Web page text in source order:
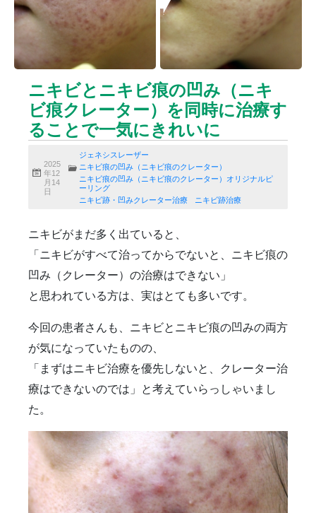
ピーリング
ニキビ跡・凹みクレーター治療
ニキビ跡治療
ヒアルロン酸分解除去
ヒアルロン酸注入
ブログ
プチ整形 ボトックス修正
ボトックス注射
マイクロボトックス
メディア
メディカルダイエット
ロアキュティン
保険診療・一般診療
健康 化粧品
成長因子ピーリング
毛穴用プラグピーリング
水光注射
炭酸ガスレーザー
脂肪溶解注射（BNLS）
雑誌掲載
食べ物 ＹＡＧレーザー
ニキビとニキビ痕の凹み（ニキ
ビ痕クレーター）を同時に治療す
ることで一気にきれいに
2025
年12
月14
日
ジェネシスレーザー
ニキビ痕の凹み（ニキビ痕のクレーター）
ニキビ痕の凹み（ニキビ痕のクレーター）オリジナルピ
ーリング
ニキビ跡・凹みクレーター治療
ニキビ跡治療
ニキビがまだ多く出ていると、
「ニキビがすべて治ってからでないと、ニキビ痕の
凹み（クレーター）の治療はできない」
と思われている方は、実はとても多いです。
今回の患者さんも、ニキビとニキビ痕の凹みの両方
が気になっていたものの、
「まずはニキビ治療を優先しないと、クレーター治
療はできないのでは」と考えていらっしゃいまし
た。